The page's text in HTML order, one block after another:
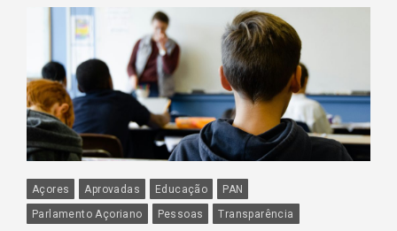
Açores Aprovadas Educação
PAN
Parlamento Açoriano
Pessoas Transparência